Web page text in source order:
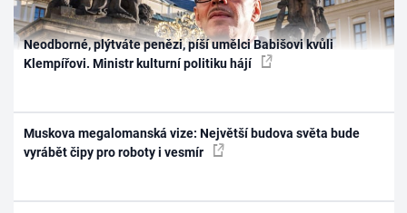
Neodborné, plýtváte penězi, píší umělci Babišovi kvůli
Klempířovi. Ministr kulturní politiku hájí
Muskova megalomanská vize: Největší budova světa bude
vyrábět čipy pro roboty i vesmír